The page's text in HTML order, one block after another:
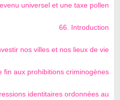
universel et une taxe pollen
66. Introduction
nos villes et nos lieux de vie
fin aux prohibitions criminogènes
identitaires ordonnées au